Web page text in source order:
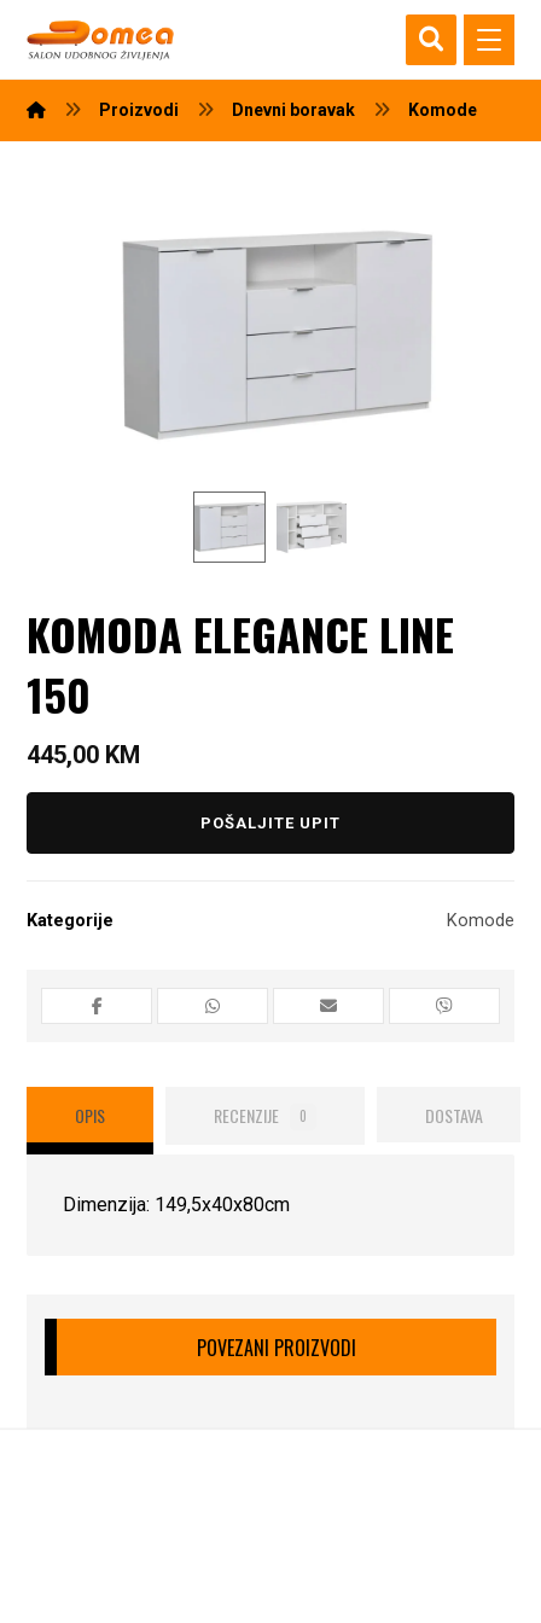
Proizvodi Dnevni boravak Komode
KOMODA ELEGANCE LINE
150
445,00 KM
POŠALJITE UPIT
Kategorije Komode
OPIS RECENZIJE 0 DOSTAVA
Dimenzija: 149,5x40x80cm
POVEZANI PROIZVODI